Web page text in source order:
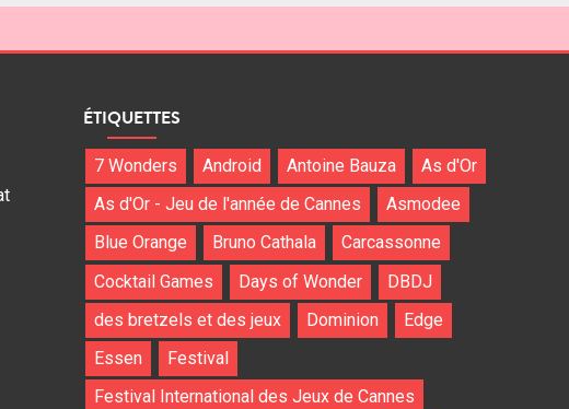
ÉTIQUETTES
7 Wonders Android Antoine Bauza
As d'Or
As d'Or - Jeu de l'année de Cannes
Asmodee
Blue Orange
Bruno Cathala
Carcassonne
Cocktail Games
Days of Wonder
DBDJ
des bretzels et des jeux
Dominion
Edge
Essen
Festival
Festival International des Jeux de Cannes